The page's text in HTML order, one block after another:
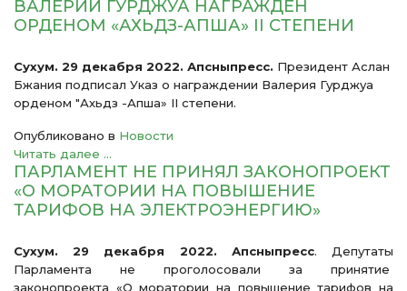
ВАЛЕРИЙ ГУРДЖУА НАГРАЖДЕН
ОРДЕНОМ «АХЬДЗ-АПША» II СТЕПЕНИ
Сухум. 29 декабря 2022. Апсныпресс. Президент Аслан
Бжания подписал Указ о награждении Валерия Гурджуа
орденом "Ахьдз -Апша» II степени.
Опубликовано в Новости
Читать далее ...
ПАРЛАМЕНТ НЕ ПРИНЯЛ ЗАКОНОПРОЕКТ
«О МОРАТОРИИ НА ПОВЫШЕНИЕ
ТАРИФОВ НА ЭЛЕКТРОЭНЕРГИЮ»
Сухум. 29 декабря 2022. Апсныпресс. Депутаты
Парламента не проголосовали за принятие
законопроекта «О моратории на повышение тарифов на